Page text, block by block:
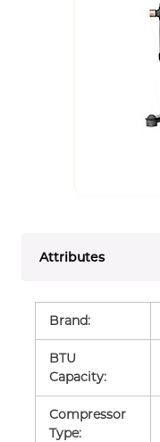
Attributes
Brand:
BTU
Capacity:
Compressor
Type: